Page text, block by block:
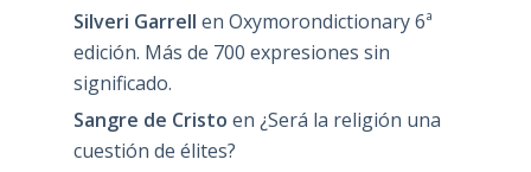
Silveri Garrell en Oxymorondictionary 6ª
edición. Más de 700 expresiones sin
significado.
Sangre de Cristo en ¿Será la religión una
cuestión de élites?